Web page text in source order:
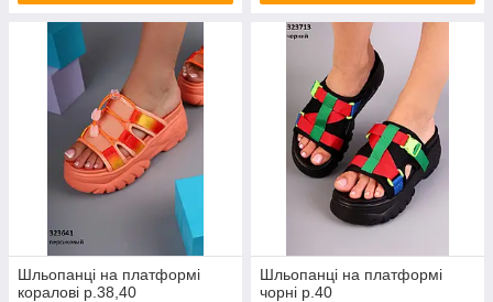
Шльопанці на платформі
коралові р.38,40
Шльопанці на платформі
чорні р.40